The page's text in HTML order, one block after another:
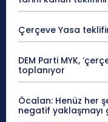
Çerçeve Yasa
DEM Parti MYK,
toplanıyor
Öcalan: Henüz her
negatif